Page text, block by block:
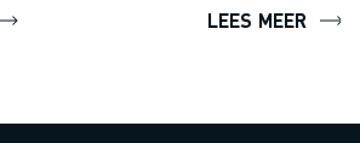
LEES MEER